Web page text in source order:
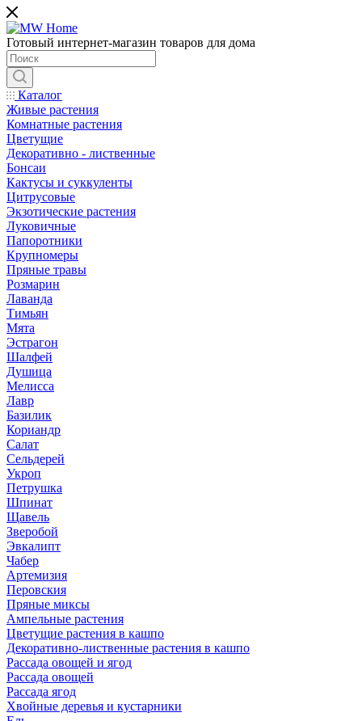
Готовый интернет-магазин товаров для дома
Каталог
Живые растения
Комнатные растения
Цветущие
Декоративно - лиственные
Бонсаи
Кактусы и суккуленты
Цитрусовые
Экзотические растения
Луковичные
Папоротники
Крупномеры
Пряные травы
Розмарин
Лаванда
Тимьян
Мята
Эстрагон
Шалфей
Душица
Мелисса
Лавр
Базилик
Кориандр
Салат
Сельдерей
Укроп
Петрушка
Шпинат
Щавель
Зверобой
Эвкалипт
Чабер
Артемизия
Перовския
Пряные миксы
Ампельные растения
Цветущие растения в кашпо
Декоративно-лиственные растения в кашпо
Рассада овощей и ягод
Рассада овощей
Рассада ягод
Хвойные деревья и кустарники